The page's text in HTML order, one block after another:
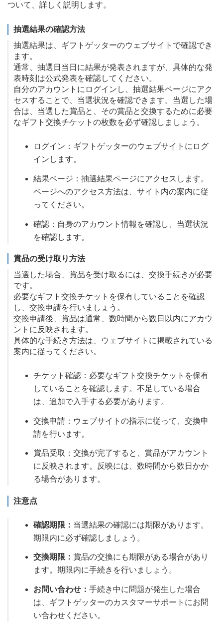
ついて、詳しく説明します。
抽選結果の確認方法
抽選結果は、ギフトゲッターのウェブサイトで確認でき
ます。
通常、抽選日当日に結果が発表されますが、具体的な発
表時刻は公式発表を確認してください。
自分のアカウントにログインし、抽選結果ページにアク
セスすることで、当選状況を確認できます。当選した場
合は、当選した賞品と、その賞品と交換するために必要
なギフト交換チケットの枚数を必ず確認しましょう。
ログイン：ギフトゲッターのウェブサイトにログ
インします。
結果ページ：抽選結果ページにアクセスします。
ページへのアクセス方法は、サイト内の案内に従
ってください。
確認：自身のアカウント情報を確認し、当選状況
を確認します。
賞品の受け取り方法
当選した場合、賞品を受け取るには、交換手続きが必要
です。
必要なギフト交換チケットを保有していることを確認
し、交換申請を行いましょう。
交換申請後、賞品は通常、数時間から数日以内にアカウ
ントに反映されます。
具体的な手続き方法は、ウェブサイトに掲載されている
案内に従ってください。
チケット確認：必要なギフト交換チケットを保有
していることを確認します。不足している場合
は、追加で入手する必要があります。
交換申請：ウェブサイトの指示に従って、交換申
請を行います。
賞品受取：交換が完了すると、賞品がアカウント
に反映されます。反映には、数時間から数日かか
る場合があります。
注意点
確認期限： 当選結果の確認には期限があります。
期限内に必ず確認しましょう。
交換期限： 賞品の交換にも期限がある場合があり
ます。期限内に手続きを行いましょう。
お問い合わせ： 手続き中に問題が発生した場合
は、ギフトゲッターのカスタマーサポートにお問
い合わせください。